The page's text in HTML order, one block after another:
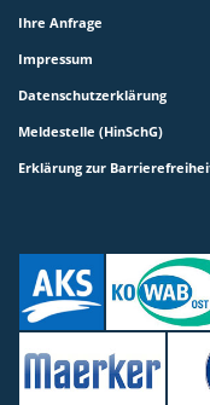
Ihre Anfrage
Impressum
Datenschutzerklärung
Meldestelle (HinSchG)
Erklärung zur